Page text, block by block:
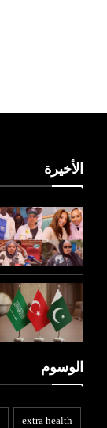
الأخيرة
الوسوم
extra health